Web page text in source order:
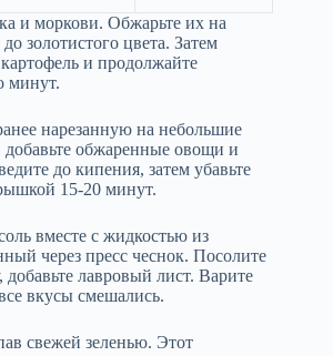
и моркови. Обжарьте их на
золотистого цвета. Затем
и продолжайте
минут.
нарезанную на небольшие
обжаренные овощи и
до кипения, затем убавьте
15-20 минут.
вместе с жидкостью из
через пресс чеснок. Посолите
добавьте лавровый лист. Варите
вкусы смешались.
свежей зеленью. Этот